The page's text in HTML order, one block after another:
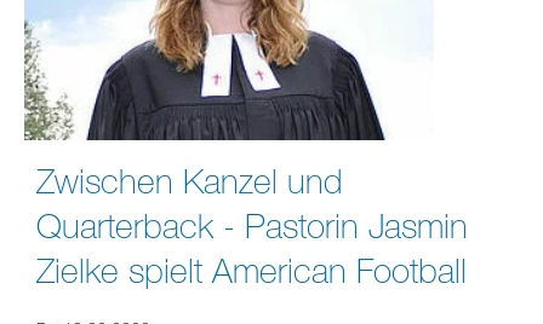
Zwischen Kanzel und
Quarterback - Pastorin Jasmin
Zielke spielt American Football